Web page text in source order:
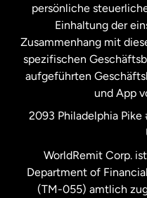
Schweden
Spanien
Vereinigte
Vereinigte
Vereinigtes
persönliche
Einhaltung der
Zusammenhang mit
spezifischen
aufgeführten
und App
2093 Philadelphia Pike
WorldRemit Corp.
Department of
(TM-055) amtlich